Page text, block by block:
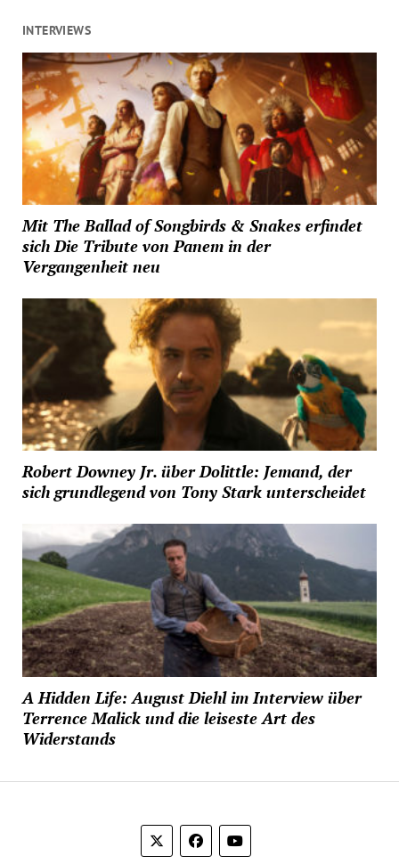
INTERVIEWS
Mit The Ballad of Songbirds & Snakes erfindet
sich Die Tribute von Panem in der
Vergangenheit neu
Robert Downey Jr. über Dolittle: Jemand, der
sich grundlegend von Tony Stark unterscheidet
A Hidden Life: August Diehl im Interview über
Terrence Malick und die leiseste Art des
Widerstands